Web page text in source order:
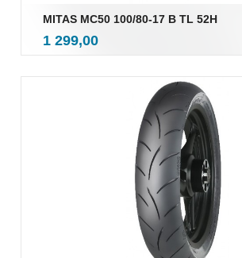
MITAS MC50 100/80-17 B TL 52H
Pris
1 299,00mva.